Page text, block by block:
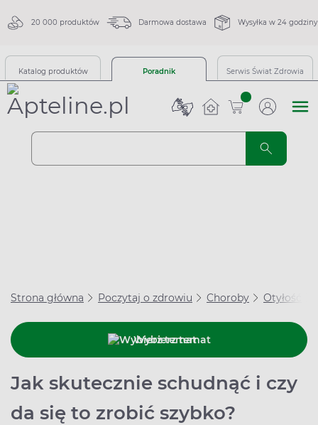
20 000 produktów Darmowa dostawa Wysyłka w 24 godziny
Katalog produktów Poradnik Serwis Świat Zdrowia
sztuk
Strona główna Poczytaj o zdrowiu Choroby Otyłość
Wybierz temat
Jak skutecznie schudnąć i czy
da się to zrobić szybko?